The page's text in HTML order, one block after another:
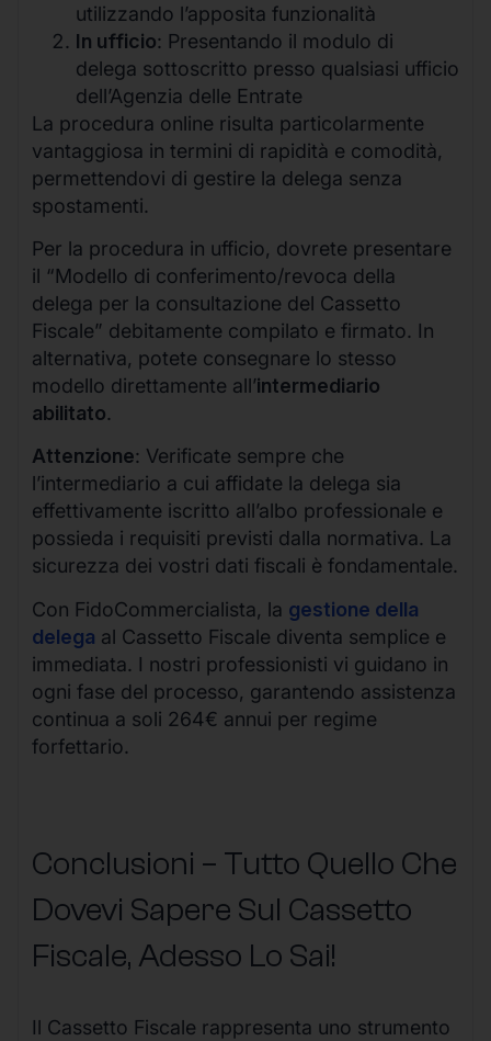
utilizzando l’apposita funzionalità
In ufficio: Presentando il modulo di
delega sottoscritto presso qualsiasi ufficio
dell’Agenzia delle Entrate
La procedura online risulta particolarmente
vantaggiosa in termini di rapidità e comodità,
permettendovi di gestire la delega senza
spostamenti.
Per la procedura in ufficio, dovrete presentare
il “Modello di conferimento/revoca della
delega per la consultazione del Cassetto
Fiscale” debitamente compilato e firmato. In
alternativa, potete consegnare lo stesso
modello direttamente all’intermediario
abilitato.
Attenzione: Verificate sempre che
l’intermediario a cui affidate la delega sia
effettivamente iscritto all’albo professionale e
possieda i requisiti previsti dalla normativa. La
sicurezza dei vostri dati fiscali è fondamentale.
Con FidoCommercialista, la gestione della
delega al Cassetto Fiscale diventa semplice e
immediata. I nostri professionisti vi guidano in
ogni fase del processo, garantendo assistenza
continua a soli 264€ annui per regime
forfettario.
Conclusioni – Tutto Quello Che
Dovevi Sapere Sul Cassetto
Fiscale, Adesso Lo Sai!
Il Cassetto Fiscale rappresenta uno strumento